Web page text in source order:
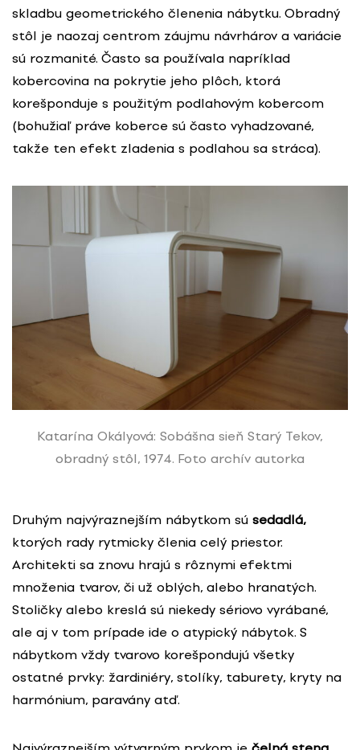
skladbu geometrického členenia nábytku. Obradný
stôl je naozaj centrom záujmu návrhárov a variácie
sú rozmanité. Často sa používala napríklad
kobercovina na pokrytie jeho plôch, ktorá
korešponduje s použitým podlahovým kobercom
(bohužiaľ práve koberce sú často vyhadzované,
takže ten efekt zladenia s podlahou sa stráca).
Katarína Okályová: Sobášna sieň Starý Tekov,
obradný stôl, 1974. Foto archív autorka
Druhým najvýraznejším nábytkom sú sedadlá,
ktorých rady rytmicky členia celý priestor.
Architekti sa znovu hrajú s rôznymi efektmi
množenia tvarov, či už oblých, alebo hranatých.
Stoličky alebo kreslá sú niekedy sériovo vyrábané,
ale aj v tom prípade ide o atypický nábytok. S
nábytkom vždy tvarovo korešpondujú všetky
ostatné prvky: žardiniéry, stolíky, taburety, kryty na
harmónium, paravány atď.